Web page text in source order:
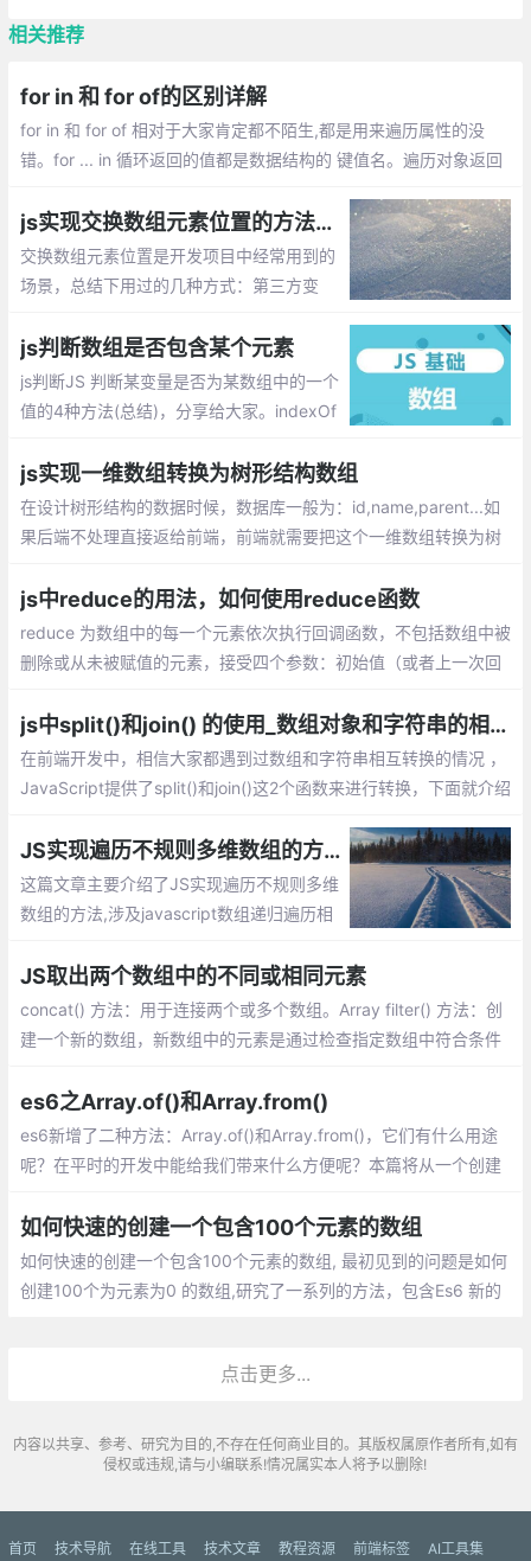
相关推荐
for in 和 for of的区别详解
for in 和 for of 相对于大家肯定都不陌生,都是用来遍历属性的没
错。for ... in 循环返回的值都是数据结构的 键值名。遍历对象返回
获取一对键值对中的值,而 for in 获取的是 键名
js实现交换数组元素位置的方法总汇
交换数组元素位置是开发项目中经常用到的
场景，总结下用过的几种方式：第三方变
js判断数组是否包含某个元素
js判断JS 判断某变量是否为某数组中的一个
值的4种方法(总结)，分享给大家。indexOf
判断
js实现一维数组转换为树形结构数组
在设计树形结构的数据时候，数据库一般为：id,name,parent...如
果后端不处理直接返给前端，前端就需要把这个一维数组转换为树
构数组。
js中reduce的用法，如何使用reduce函数
reduce 为数组中的每一个元素依次执行回调函数，不包括数组中被
删除或从未被赋值的元素，接受四个参数：初始值（或者上一次回
js中split()和join() 的使用_数组对象和字符串的相互转换
在前端开发中，相信大家都遇到过数组和字符串相互转换的情况 ，
JavaScript提供了split()和join()这2个函数来进行转换，下面就介绍
JS实现遍历不规则多维数组的方法
这篇文章主要介绍了JS实现遍历不规则多维
数组的方法,涉及javascript数组递归遍历相
JS取出两个数组中的不同或相同元素
concat() 方法：用于连接两个或多个数组。Array filter() 方法：创
建一个新的数组，新数组中的元素是通过检查指定数组中符合条件
串中首次出现的位置。
es6之Array.of()和Array.from()
es6新增了二种方法：Array.of()和Array.from()，它们有什么用途
呢？在平时的开发中能给我们带来什么方便呢？本篇将从一个创建
如何快速的创建一个包含100个元素的数组
如何快速的创建一个包含100个元素的数组, 最初见到的问题是如何
创建100个为元素为0 的数组,研究了一系列的方法，包含Es6 新的
点击更多...
内容以共享、参考、研究为目的,不存在任何商业目的。其版权属原作者所有,如有
侵权或违规,请与小编联系!情况属实本人将予以删除!
首页 技术导航 在线工具 技术文章 教程资源 前端标签 AI工具集